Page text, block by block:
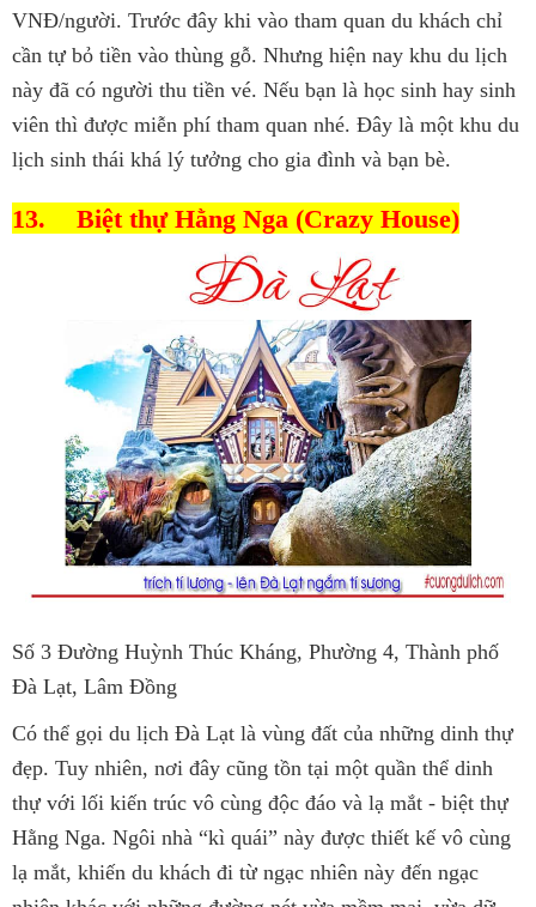
VNĐ/người. Trước đây khi vào tham quan du khách chỉ
cần tự bỏ tiền vào thùng gỗ. Nhưng hiện nay khu du lịch
này đã có người thu tiền vé. Nếu bạn là học sinh hay sinh
viên thì được miễn phí tham quan nhé. Đây là một khu du
lịch sinh thái khá lý tưởng cho gia đình và bạn bè.
13. Biệt thự Hằng Nga (Crazy House)
Số 3 Đường Huỳnh Thúc Kháng, Phường 4, Thành phố
Đà Lạt, Lâm Đồng
Có thể gọi du lịch Đà Lạt là vùng đất của những dinh thự
đẹp. Tuy nhiên, nơi đây cũng tồn tại một quần thể dinh
thự với lối kiến trúc vô cùng độc đáo và lạ mắt - biệt thự
Hằng Nga. Ngôi nhà “kì quái” này được thiết kế vô cùng
lạ mắt, khiến du khách đi từ ngạc nhiên này đến ngạc